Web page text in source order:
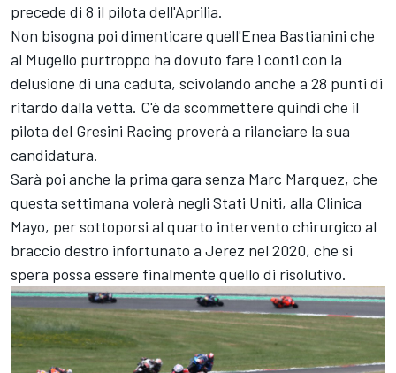
precede di 8 il pilota dell'Aprilia.
Non bisogna poi dimenticare quell'Enea Bastianini che
al Mugello purtroppo ha dovuto fare i conti con la
delusione di una caduta, scivolando anche a 28 punti di
ritardo dalla vetta. C'è da scommettere quindi che il
pilota del Gresini Racing proverà a rilanciare la sua
candidatura.
Sarà poi anche la prima gara senza Marc Marquez, che
questa settimana volerà negli Stati Uniti, alla Clinica
Mayo, per sottoporsi al quarto intervento chirurgico al
braccio destro infortunato a Jerez nel 2020, che si
spera possa essere finalmente quello di risolutivo.